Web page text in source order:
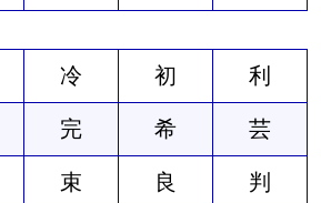
冷 初 利
完 希 芸
束 良 判